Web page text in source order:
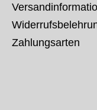
Zahlungsarten